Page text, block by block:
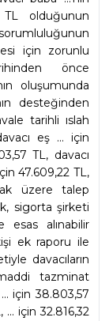
TL olduğunun
için zorunlu
önce
oluşumunda
desteğinden
tarihli ıslah
eş ... için
TL, davacı
47.609,22 TL,
üzere talep
sigorta şirketi
alınabilir
ek raporu ile
davacıların
tazminat
için 38.803,57
... için 32.816,32